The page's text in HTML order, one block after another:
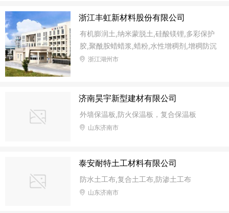
胶等.大量引进了欧洲新的pvc塑胶的生产设
备和研发技术.运动地板产品更加健康、安
全、环保!欧氏木业有限公司主要经营运动
木地板、舞台地板、舞蹈地胶、体育运动地
板地胶、乒乓球、篮球、羽毛球等地板地胶
面铺设材料.
浙江丰虹新材料股份有限公司
有机膨润土,纳米蒙脱土,硅酸镁锂,多彩保护
胶,聚酰胺蜡蜡浆,蜡粉,水性增稠剂,增稠防沉
流变剂,涂料助剂,水基钻井泥浆,水污染吸附
浙江湖州市
济南昊宇新型建材有限公司
外墙保温板,防火保温板，复合保温板
山东济南市
泰安耐特土工材料有限公司
防水土工布,复合土工布,防渗土工布
山东济南市